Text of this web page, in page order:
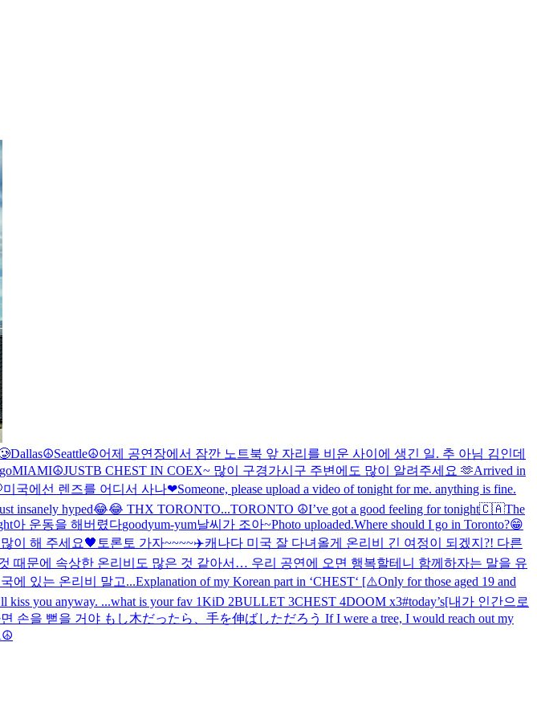
Dallas☮️Seattle☮️어제 공연장에서 잠깐 노트북 앞 자리를 비운 사이에 생긴 일. 추 아님 김인데
MIAMI☮️JUSTB CHEST IN COEX~ 많이 구경가시구 주변에도 많이 알려주세요 🫶Arrived in
미국에선 렌즈를 어디서 사나❤Someone, please upload a video of tonight for me. anything is fine.
insanely hyped😂😂 THX TORONTO...TORONTO ☮️I’ve got a good feeling for tonight🇨🇦The
아 운동을 해버렸다goodyum-yum날씨가 조아~Photo uploaded.Where should I go in Toronto?😁
이 해 주세요🖤 토론토 가자~~~~✈️캐나다 미국 잘 다녀올게 온리비 긴 여정이 되겠지?! 다른
때문에 속상한 온리비도 많은 것 같아서… 우리 공연에 오면 행복할테니 함께하자는 말을 유
에 있는 온리비 말고...Explanation of my Korean part in ‘CHEST‘ [⚠️Only for those aged 19 and
kiss you anyway. ...what is your fav 1KiD 2BULLET 3CHEST 4DOOM x3#today’s[내가 인간으로
손을 뻗을 거야 もし木だったら、手を伸ばしただろう If I were a tree, I would reach out my